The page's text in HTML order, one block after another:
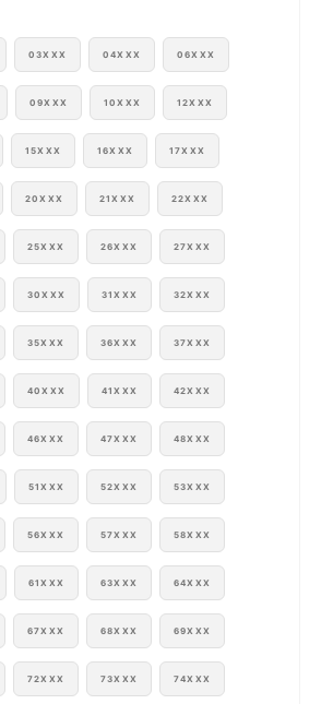
03XXX 04XXX 06XXX
09XXX 10XXX 12XXX
15XXX 16XXX 17XXX
20XXX 21XXX 22XXX
25XXX 26XXX 27XXX
30XXX 31XXX 32XXX
35XXX 36XXX 37XXX
40XXX 41XXX 42XXX
46XXX 47XXX 48XXX
51XXX 52XXX 53XXX
56XXX 57XXX 58XXX
61XXX 63XXX 64XXX
67XXX 68XXX 69XXX
72XXX 73XXX 74XXX